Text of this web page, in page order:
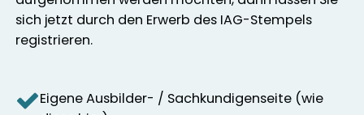
sich jetzt durch den Erwerb des IAG-Stempels
registrieren.
Eigene Ausbilder- / Sachkundigenseite (wie